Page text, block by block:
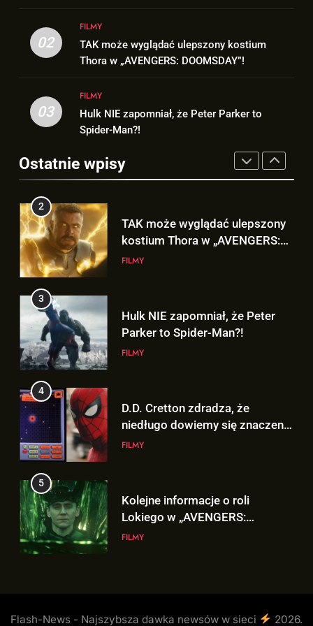
kostium Thora w „AVENGERS:
DOOMSDAY”!
FILMY
3
Hulk NIE zapomniał, że Peter
FILMY
4
D.D. Cretton zdradza, że
niedługo dowiemy się znaczenia
sceny po napisach „SPIDER-
MAN: BRAND NEW DAY”!
5
Kolejne informacje o roli
Lokiego w „AVENGERS:
DOOMSDAY”!
6
Trailer „AVENGERS: ENDGAME
ENCORE” nadchodzi!
7
Wiemy KTO stoi za niesamowitą
formą Hugh Jackmana!
„SPIDER-MAN: BRAND NEW
FILMY
02
FILMY
TAK może wyglądać ulepszony kostium
Thora w „AVENGERS: DOOMSDAY”!
03
FILMY
Hulk NIE zapomniał, że Peter Parker to
Spider-Man?!
Ostatnie wpisy
Nowy TRAILER „GTA VI” pojawi
się w serwisie.. NETFLIX!
2
TAK może wyglądać ulepszony
kostium Thora w „AVENGERS:
DOOMSDAY”!
FILMY
3
Hulk NIE zapomniał, że Peter
Parker to Spider-Man?!
FILMY
4
D.D. Cretton zdradza, że
niedługo dowiemy się znaczenia
sceny po napisach „SPIDER-
FILMY
5
Kolejne informacje o roli
Lokiego w „AVENGERS:
DOOMSDAY”!
FILMY
6
Trailer „AVENGERS: ENDGAME
ENCORE” nadchodzi!
FILMY
Flash-News - Najszybsza dawka newsów w sieci 2026.